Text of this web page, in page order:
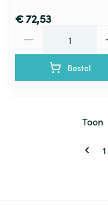
€ 72,53
Bestel
1
Toon